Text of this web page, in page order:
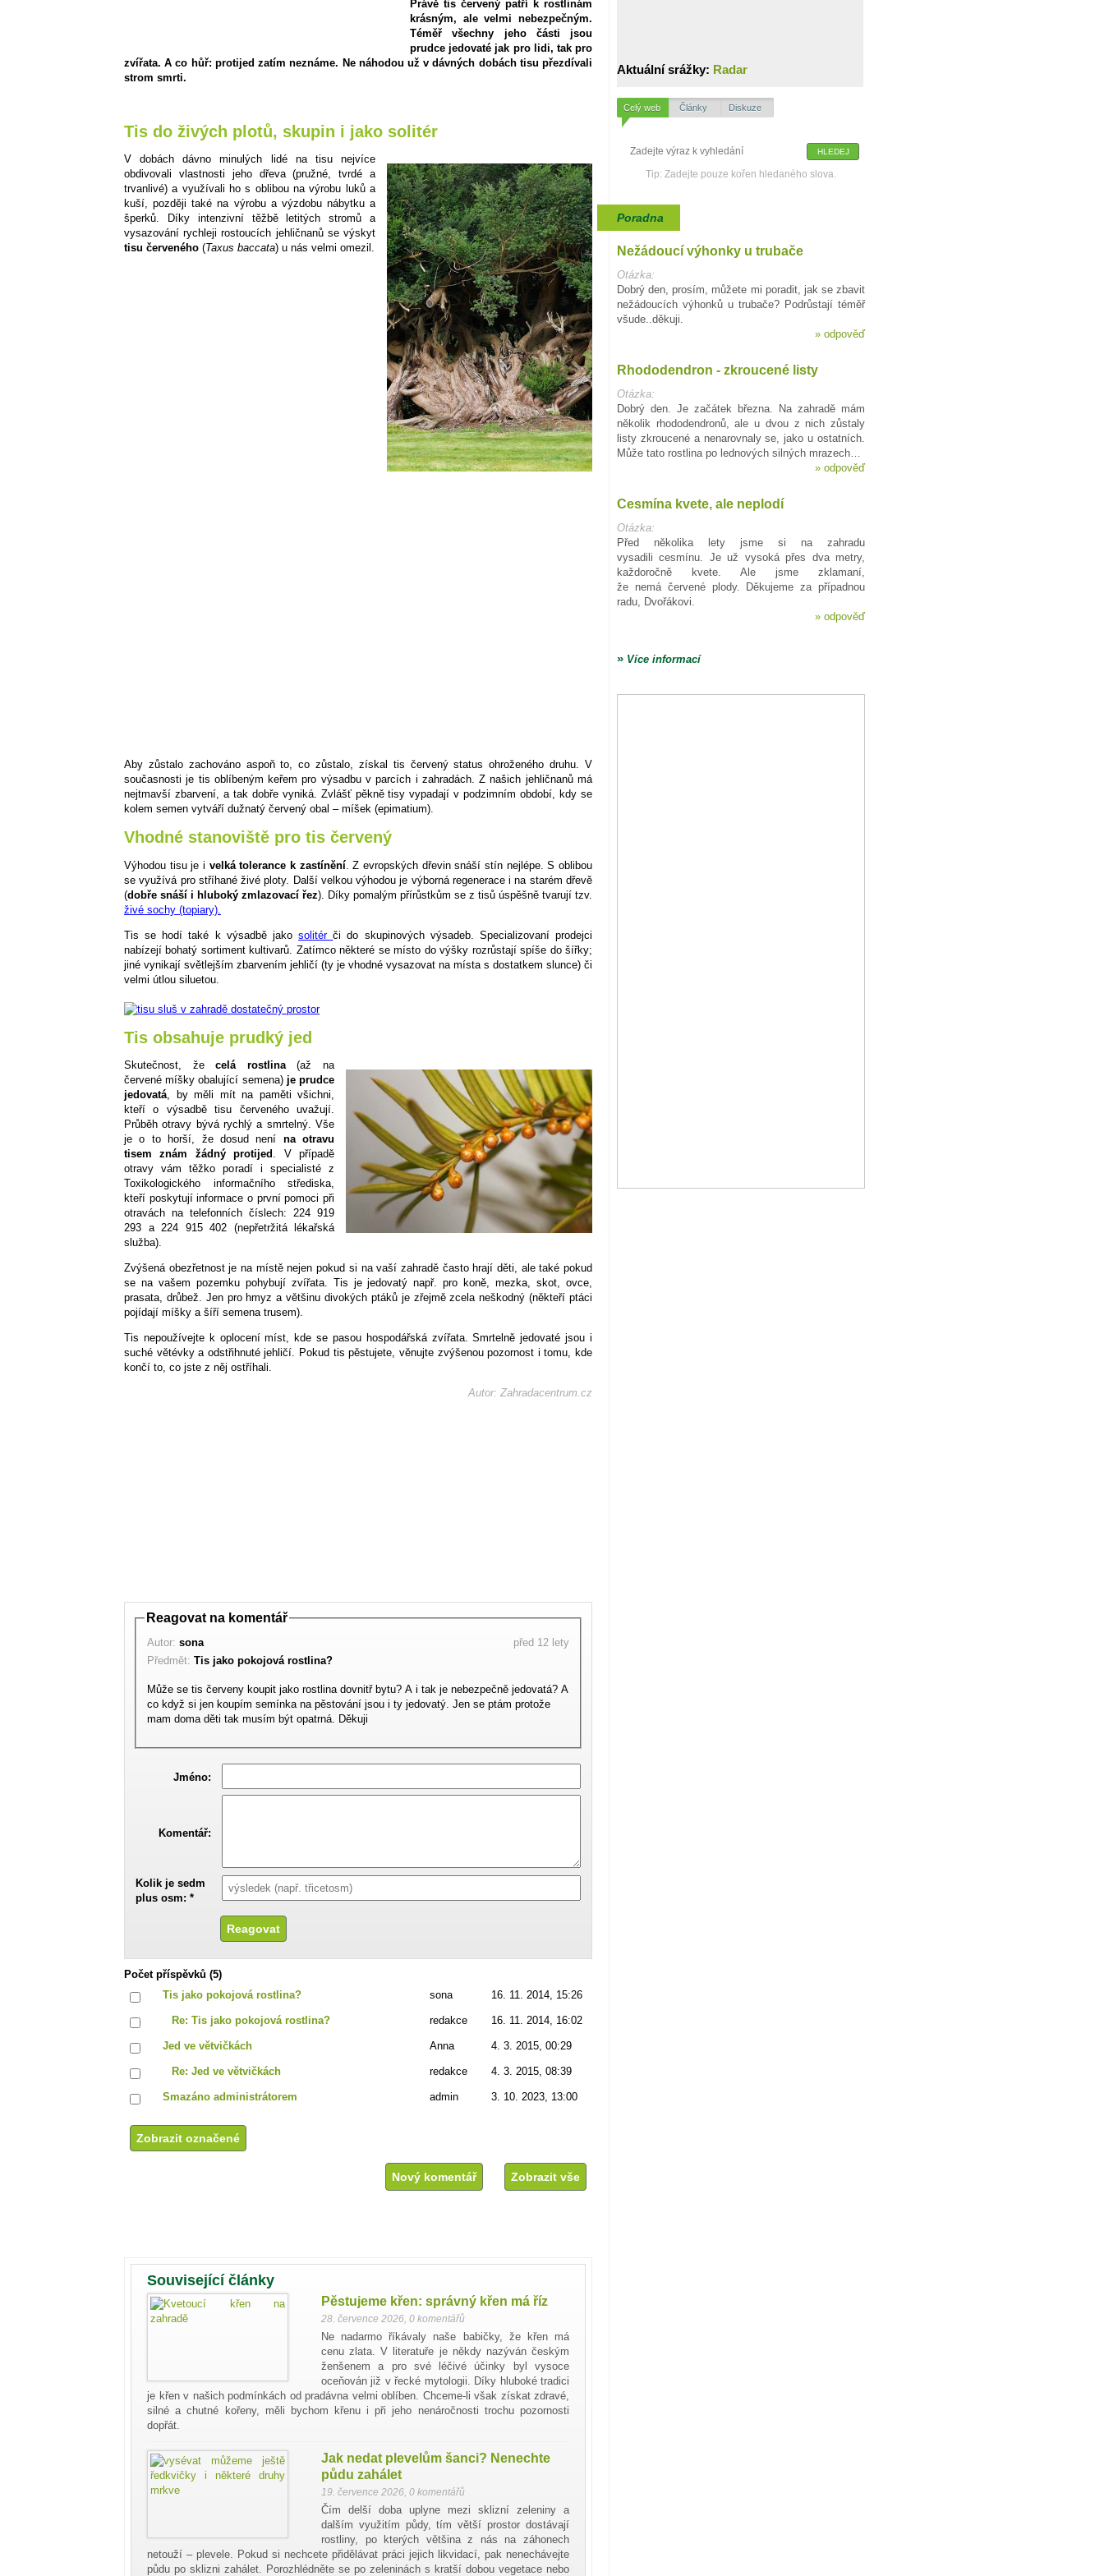
Právě tis červený patří k rostlinám
krásným, ale velmi nebezpečným.
Téměř všechny jeho části jsou
prudce jedovaté jak pro lidi, tak pro
zvířata. A co hůř: protijed zatím neznáme. Ne náhodou už v dávných dobách tisu přezdívali
strom smrti.
Tis do živých plotů, skupin i jako solitér
V dobách dávno minulých lidé na tisu nejvíce
obdivovali vlastnosti jeho dřeva (pružné, tvrdé a
trvanlivé) a využívali ho s oblibou na výrobu luků a
kuší, později také na výrobu a výzdobu nábytku a
šperků. Díky intenzivní těžbě letitých stromů a
vysazování rychleji rostoucích jehličnanů se výskyt
tisu červeného (Taxus baccata) u nás velmi omezil.
Aby zůstalo zachováno aspoň to, co zůstalo, získal tis červený status ohroženého druhu. V
současnosti je tis oblíbeným keřem pro výsadbu v parcích i zahradách. Z našich jehličnanů má
nejtmavší zbarvení, a tak dobře vyniká. Zvlášť pěkně tisy vypadají v podzimním období, kdy se
kolem semen vytváří dužnatý červený obal – míšek (epimatium).
Vhodné stanoviště pro tis červený
Výhodou tisu je i velká tolerance k zastínění. Z evropských dřevin snáší stín nejlépe. S oblibou
se využívá pro stříhané živé ploty. Další velkou výhodou je výborná regenerace i na starém dřevě
(dobře snáší i hluboký zmlazovací řez). Díky pomalým přírůstkům se z tisů úspěšně tvarují tzv.
živé sochy (topiary).
Tis se hodí také k výsadbě jakosolitérči do skupinových výsadeb. Specializovaní prodejci
nabízejí bohatý sortiment kultivarů. Zatímco některé se místo do výšky rozrůstají spíše do šířky;
jiné vynikají světlejším zbarvením jehličí (ty je vhodné vysazovat na místa s dostatkem slunce) či
velmi útlou siluetou.
Tis obsahuje prudký jed
Skutečnost, žecelá rostlina(až na
červené míšky obalující semena) je prudce
jedovatá , by měli mít na paměti všichni,
kteří o výsadbě tisu červeného uvažují.
Průběh otravy bývá rychlý a smrtelný. Vše
je o to horší, že dosud není na otravu
tisem znám žádný protijed
. V případě
otravy vám těžko poradí i specialisté z
Toxikologického informačního střediska,
kteří poskytují informace o první pomoci při
otravách na telefonních číslech: 224 919
293 a 224 915 402 (nepřetržitá lékařská
služba).
Zvýšená obezřetnost je na místě nejen pokud si na vaší zahradě často hrají děti, ale také pokud
se na vašem pozemku pohybují zvířata. Tis je jedovatý např. pro koně, mezka, skot, ovce,
prasata, drůbež. Jen pro hmyz a většinu divokých ptáků je zřejmě zcela neškodný (někteří ptáci
pojídají míšky a šíří semena trusem).
Tis nepoužívejte k oplocení míst, kde se pasou hospodářská zvířata. Smrtelně jedovaté jsou i
suché větévky a odstřihnuté jehličí. Pokud tis pěstujete, věnujte zvýšenou pozornost i tomu, kde
končí to, co jste z něj ostříhali.
Autor: Zahradacentrum.cz
Reagovat na komentář
Autor: sona
před 12 lety
Předmět: Tis jako pokojová rostlina?
Může se tis červeny koupit jako rostlina dovnitř bytu? A i tak je nebezpečně jedovatá? A
co když si jen koupím semínka na pěstování jsou i ty jedovatý. Jen se ptám protože
mam doma děti tak musím být opatrná. Děkuji
Jméno:
Komentář:
Kolik je sedm
plus osm: *
Počet příspěvků (5)
Tis jako pokojová rostlina?
sona 16. 11. 2014, 15:26
Re: Tis jako pokojová rostlina? redakce 16. 11. 2014, 16:02
Jed ve větvičkách Anna 4. 3. 2015, 00:29
Re: Jed ve větvičkách redakce 4. 3. 2015, 08:39
Smazáno administrátorem admin 3. 10. 2023, 13:00
Nový komentář Zobrazit vše
Související články
Pěstujeme křen: správný křen má říz
28. července 2026 0 komentářů
Ne nadarmo říkávaly naše babičky, že křen má
cenu zlata. V literatuře je někdy nazýván českým
ženšenem a pro své léčivé účinky byl vysoce
oceňován již v řecké mytologii. Díky hluboké tradici
je křen v našich podmínkách od pradávna velmi oblíben. Chceme-li však získat zdravé,
silné a chutné kořeny, měli bychom křenu i při jeho nenáročnosti trochu pozornosti
dopřát.
Jak nedat plevelům šanci? Nenechte
půdu zahálet
19. července 2026 0 komentářů
Čím delší doba uplyne mezi sklizní zeleniny a
dalším využitím půdy, tím větší prostor dostávají
rostliny, po kterých většina z nás na záhonech
netouží – plevele. Pokud si nechcete přidělávat práci jejich likvidací, pak nenechávejte
půdu po sklizni zahálet. Porozhlédněte se po zeleninách s kratší dobou vegetace nebo
Aktuální srážky: Radar
Celý web Články Diskuze
Tip: Zadejte pouze kořen hledaného slova.
Poradna
Nežádoucí výhonky u trubače
Otázka:
Dobrý den, prosím, můžete mi poradit, jak se zbavit
nežádoucích výhonků u trubače? Podrůstají téměř
všude..děkuji.
» odpověď
Rhododendron - zkroucené listy
Otázka:
Dobrý den. Je začátek března. Na zahradě mám
několik rhododendronů, ale u dvou z nich zůstaly
listy zkroucené a nenarovnaly se, jako u ostatních.
Může tato rostlina po lednových silných mrazech…
» odpověď
Cesmína kvete, ale neplodí
Otázka:
Před několika lety jsme si na zahradu
vysadili cesmínu. Je už vysoká přes dva metry,
každoročně kvete. Ale jsme zklamaní,
že nemá červené plody. Děkujeme za případnou
radu, Dvořákovi.
» odpověď
» Více informací